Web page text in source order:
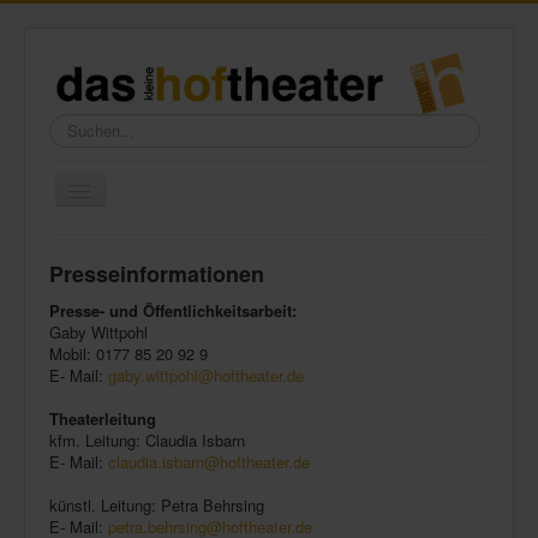
Suchen...
Freundeskreis
Galerie
Presse
Kontakt
Presseinformationen
Presse- und Öffentlichkeitsarbeit:
Gaby Wittpohl
Mobil: 0177 85 20 92 9
E- Mail: gaby.wittpohl@hoftheater.de
Theaterleitung
kfm. Leitung: Claudia Isbarn
E- Mail: claudia.isbarn@hoftheater.de
künstl. Leitung: Petra Behrsing
E- Mail: petra.behrsing@hoftheater.de